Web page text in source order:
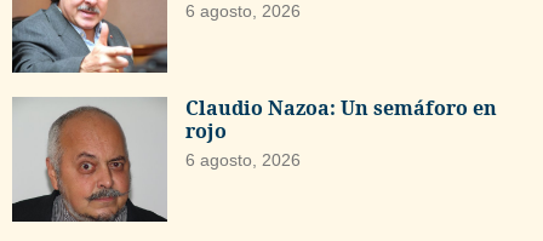
6 agosto, 2026
Claudio Nazoa: Un semáforo en
rojo
6 agosto, 2026